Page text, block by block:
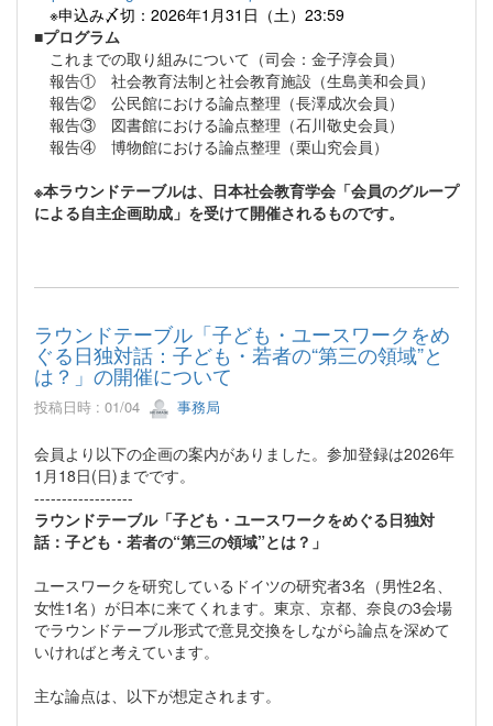
※申込み〆切：2026年1月31日（土）23:59
■プログラム
これまでの取り組みについて（司会：金子淳会員）
報告① 社会教育法制と社会教育施設（生島美和会員）
報告② 公民館における論点整理（長澤成次会員）
報告③ 図書館における論点整理（石川敬史会員）
報告④ 博物館における論点整理（栗山究会員）
※本ラウンドテーブルは、日本社会教育学会「会員のグループ
による自主企画助成」を受けて開催されるものです。
ラウンドテーブル「子ども・ユースワークをめ
ぐる日独対話：子ども・若者の“第三の領域”と
は？」の開催について
投稿日時 : 01/04 事務局
会員より以下の企画の案内がありました。参加登録は2026年
1月18日(日)までです。
------------------
ラウンドテーブル「子ども・ユースワークをめぐる日独対
話：子ども・若者の“第三の領域”とは？」
ユースワークを研究しているドイツの研究者3名（男性2名、
女性1名）が日本に来てくれます。東京、京都、奈良の3会場
でラウンドテーブル形式で意見交換をしながら論点を深めて
いければと考えています。
主な論点は、以下が想定されます。